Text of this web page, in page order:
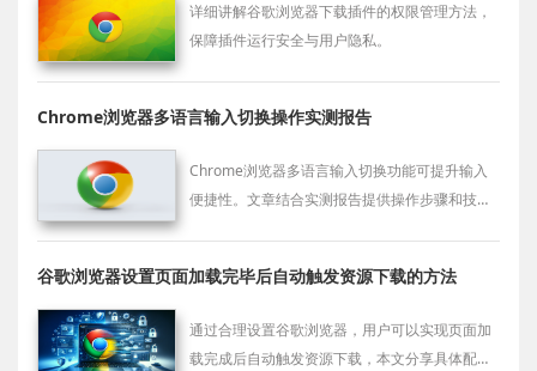
详细讲解谷歌浏览器下载插件的权限管理方法，
保障插件运行安全与用户隐私。
Chrome浏览器多语言输入切换操作实测报告
Chrome浏览器多语言输入切换功能可提升输入
便捷性。文章结合实测报告提供操作步骤和技
谷歌浏览器设置页面加载完毕后自动触发资源下载的方法
通过合理设置谷歌浏览器，用户可以实现页面加
载完成后自动触发资源下载，本文分享具体配置